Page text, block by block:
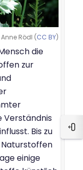
Rödl (CC BY)
die
zur
Verständnis
Bis zu
Naturstoffen
einige